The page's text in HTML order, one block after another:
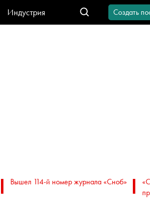
Индустрия
Создать
Вышел 114-й номер журнала «Сноб»